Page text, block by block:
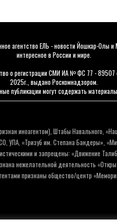
агентство ЕЛЬ - новости Йошкар-Олы и
интересное в России и мире.
о регистрации СМИ ИА № ФС 77 - 89507
2025г., выдано Роскомнадзором.
публикации могут содержать
иноагентом), Штабы Навального,
«Тризуб им. Степана Бандеры»,
и запрещены: «Движение
нежелательной деятельность
признаны общество/центр